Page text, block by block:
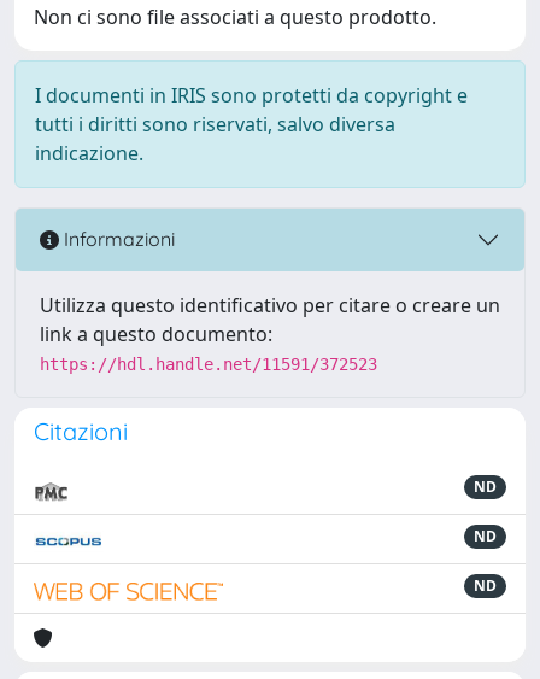
Non ci sono file associati a questo prodotto.
I documenti in IRIS sono protetti da copyright e
tutti i diritti sono riservati, salvo diversa
indicazione.
Informazioni
Utilizza questo identificativo per citare o creare un
link a questo documento:
https://hdl.handle.net/11591/372523
Citazioni
ND
ND
ND